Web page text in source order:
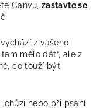
Canvu, zastavte se.
z vašeho
mělo dát“, ale z
co touží být
chůzi nebo při psaní